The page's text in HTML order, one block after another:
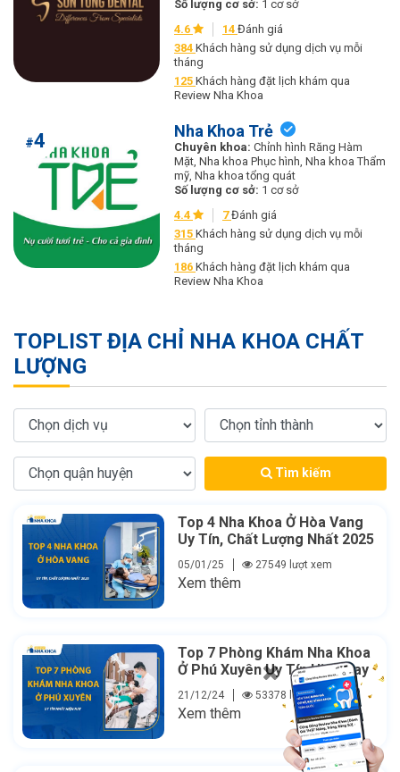
Số lượng cơ sở: 1 cơ sở
4.6
14 Đánh giá
384 Khách hàng sử dụng dịch vụ mỗi
tháng
125 Khách hàng đặt lịch khám qua
Review Nha Khoa
#4 Nha Khoa Trẻ
Chuyên khoa: Chỉnh hình Răng Hàm
Mặt, Nha khoa Phục hình, Nha khoa Thẩm
mỹ, Nha khoa tổng quát
Số lượng cơ sở: 1 cơ sở
4.4
7Đánh giá
315 Khách hàng sử dụng dịch vụ mỗi
tháng
186 Khách hàng đặt lịch khám qua
Review Nha Khoa
TOPLIST ĐỊA CHỈ NHA KHOA CHẤT
LƯỢNG
Tìm kiếm
Top 4 Nha Khoa Ở Hòa Vang
Uy Tín, Chất Lượng Nhất 2025
05/01/25 27549 lượt xem
Xem thêm
Top 7 Phòng Khám Nha Khoa
Ở Phú Xuyên Uy Tín Hiện Nay
21/12/24 53378 lượt xem
Xem thêm